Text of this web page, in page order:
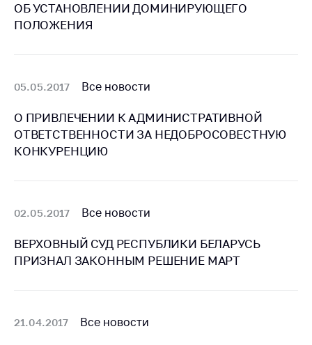
Торговля и услуги
Регулирование и
потребителей
Регулирование
рекламной
деятельности
Применение мер
регулирования
Биржевая торговля
Республике
Беларусь
ОБ УСТАНОВЛЕНИИ ДОМИНИРУЮЩЕГО
ПОЛОЖЕНИЯ
05.05.2017 Все новости
О ПРИВЛЕЧЕНИИ К АДМИНИСТРАТИВНОЙ
ОТВЕТСТВЕННОСТИ ЗА НЕДОБРОСОВЕСТНУЮ
КОНКУРЕНЦИЮ
02.05.2017 Все новости
ВЕРХОВНЫЙ СУД РЕСПУБЛИКИ БЕЛАРУСЬ
ПРИЗНАЛ ЗАКОННЫМ РЕШЕНИЕ МАРТ
21.04.2017 Все новости